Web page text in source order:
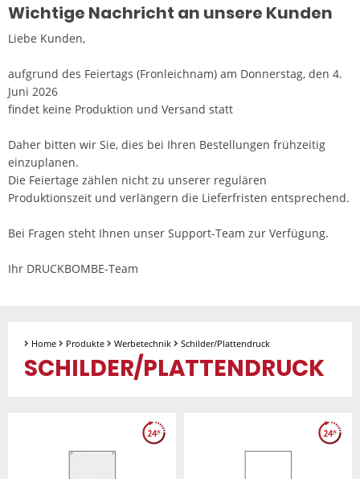
Wichtige Nachricht an unsere Kunden
Liebe Kunden,
aufgrund des Feiertags (Fronleichnam) am Donnerstag, den 4.
Juni 2026
findet keine Produktion und Versand statt
Daher bitten wir Sie, dies bei Ihren Bestellungen frühzeitig
einzuplanen.
Die Feiertage zählen nicht zu unserer regulären
Produktionszeit und verlängern die Lieferfristen entsprechend.
Bei Fragen steht Ihnen unser Support-Team zur Verfügung.
Ihr DRUCKBOMBE-Team
Home Produkte Werbetechnik Schilder/Plattendruck
SCHILDER/PLATTENDRUCK